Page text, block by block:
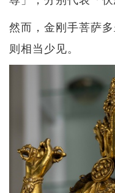
然而，金刚手菩萨
则相当少见。